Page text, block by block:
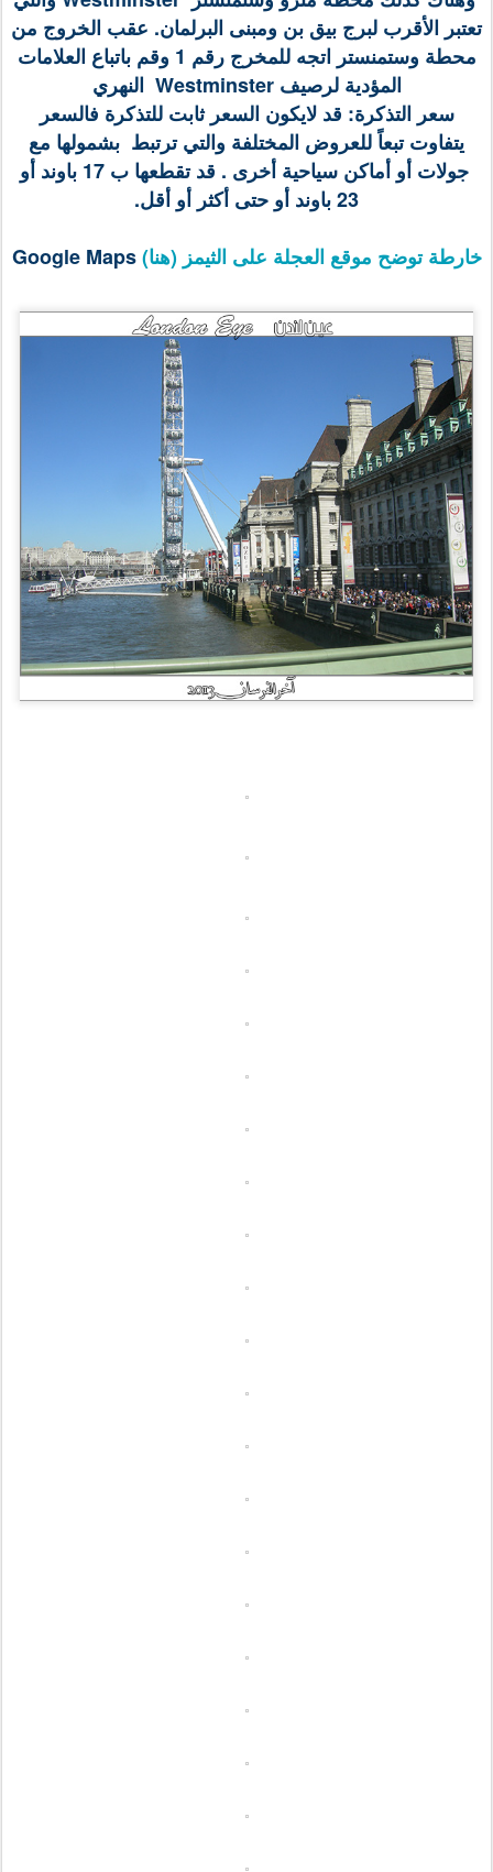
تعتبر الأقرب لبرج بيق بن ومبنى البرلمان. عقب الخروج من
محطة وستمنستر اتجه للمخرج رقم 1 وقم باتباع العلامات
المؤدية لرصيف Westminster النهري
سعر التذكرة: قد لايكون السعر ثابت للتذكرة فالسعر
يتفاوت تبعاً للعروض المختلفة والتي ترتبط بشمولها مع
جولات أو أماكن سياحية أخرى . قد تقطعها ب 17 باوند أو
23 باوند أو حتى أكثر أو أقل.
خارطة توضح موقع العجلة على الثيمز (هنا)Google Maps